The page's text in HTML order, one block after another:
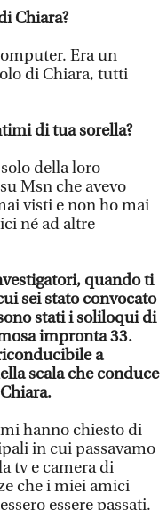
Chiara?
Era un
di Chiara, tutti
di tua sorella?
della loro
Msn che avevo
visti e non ho mai
né ad altre
quando ti
sei stato convocato
stati i soliloqui di
impronta 33.
a
scala che conduce
hanno chiesto di
in cui passavamo
tv e camera di
che i miei amici
essere passati.